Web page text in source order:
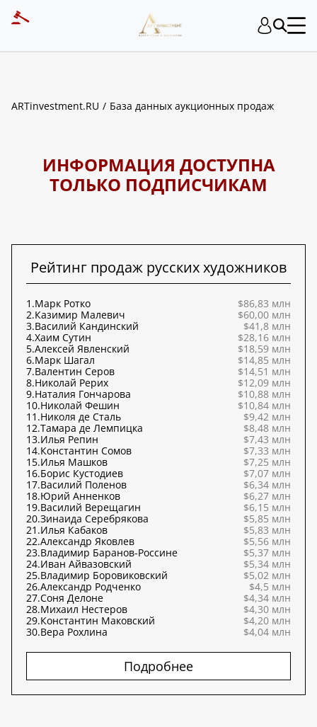
ARTinvestment.RU База данных аукционных продаж
ИНФОРМАЦИЯ ДОСТУПНА
ТОЛЬКО ПОДПИСЧИКАМ
Рейтинг продаж русских художников
1.Марк Ротко
$86,83 млн
2.Казимир Малевич
$60,00 млн
3.Василий Кандинский
$41,8 млн
4.Хаим Сутин
$28,16 млн
5.Алексей Явленский
$18,59 млн
6.Марк Шагал
$14,85 млн
7.Валентин Серов
$14,51 млн
8.Николай Рерих
$12,09 млн
9.Наталия Гончарова
$10,88 млн
10.Николай Фешин
$10,84 млн
11.Николя де Сталь
$9,42 млн
12.Тамара де Лемпицка
$8,48 млн
13.Илья Репин
$7,43 млн
14.Константин Сомов
$7,33 млн
15.Илья Машков
$7,25 млн
16.Борис Кустодиев
$7,07 млн
17.Василий Поленов
$6,34 млн
18.Юрий Анненков
$6,27 млн
19.Василий Верещагин
$6,15 млн
20.Зинаида Серебрякова
$5,85 млн
21.Илья Кабаков
$5,83 млн
22.Александр Яковлев
$5,56 млн
23.Владимир Баранов-Россине
$5,37 млн
24.Иван Айвазовский
$5,34 млн
25.Владимир Боровиковский
$5,02 млн
26.Александр Родченко
$4,5 млн
27.Соня Делоне
$4,34 млн
28.Михаил Нестеров
$4,30 млн
29.Константин Маковский
$4,20 млн
30.Вера Рохлина $4,04 млн
Подробнее